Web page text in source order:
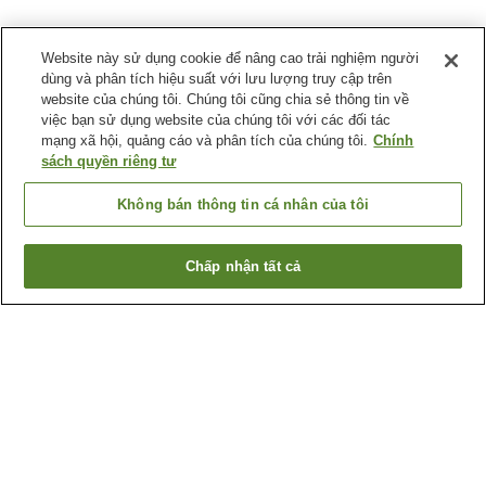
Quay lại trang trước
Website này sử dụng cookie để nâng cao trải nghiệm người
dùng và phân tích hiệu suất với lưu lượng truy cập trên
website của chúng tôi. Chúng tôi cũng chia sẻ thông tin về
việc bạn sử dụng website của chúng tôi với các đối tác
mạng xã hội, quảng cáo và phân tích của chúng tôi. Chính
sách quyền riêng tư
Không bán thông tin cá nhân của tôi
Chấp nhận tất cả